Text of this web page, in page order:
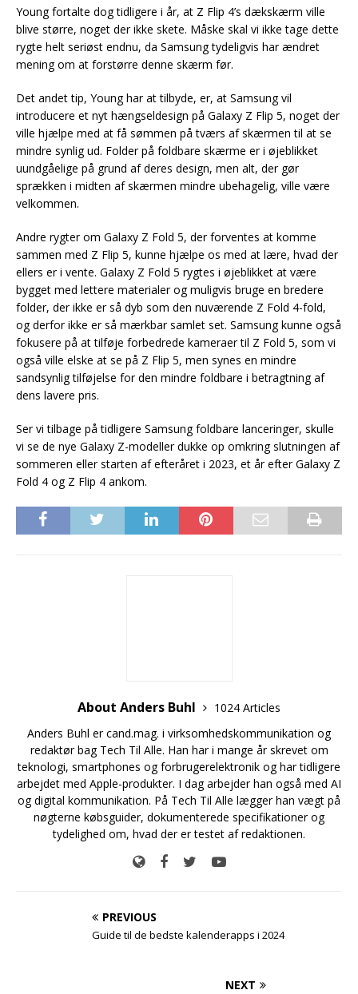
Young fortalte dog tidligere i år, at Z Flip 4’s dækskærm ville
blive større, noget der ikke skete. Måske skal vi ikke tage dette
rygte helt seriøst endnu, da Samsung tydeligvis har ændret
mening om at forstørre denne skærm før.
Det andet tip, Young har at tilbyde, er, at Samsung vil
introducere et nyt hængseldesign på Galaxy Z Flip 5, noget der
ville hjælpe med at få sømmen på tværs af skærmen til at se
mindre synlig ud. Folder på foldbare skærme er i øjeblikket
uundgåelige på grund af deres design, men alt, der gør
sprækken i midten af skærmen mindre ubehagelig, ville være
velkommen.
Andre rygter om Galaxy Z Fold 5, der forventes at komme
sammen med Z Flip 5, kunne hjælpe os med at lære, hvad der
ellers er i vente. Galaxy Z Fold 5 rygtes i øjeblikket at være
bygget med lettere materialer og muligvis bruge en bredere
folder, der ikke er så dyb som den nuværende Z Fold 4-fold,
og derfor ikke er så mærkbar samlet set. Samsung kunne også
fokusere på at tilføje forbedrede kameraer til Z Fold 5, som vi
også ville elske at se på Z Flip 5, men synes en mindre
sandsynlig tilføjelse for den mindre foldbare i betragtning af
dens lavere pris.
Ser vi tilbage på tidligere Samsung foldbare lanceringer, skulle
vi se de nye Galaxy Z-modeller dukke op omkring slutningen af
sommeren eller starten af efteråret i 2023, et år efter Galaxy Z
Fold 4 og Z Flip 4 ankom.
About Anders Buhl
1024 Articles
Anders Buhl er cand.mag. i virksomhedskommunikation og
redaktør bag Tech Til Alle. Han har i mange år skrevet om
teknologi, smartphones og forbrugerelektronik og har tidligere
arbejdet med Apple-produkter. I dag arbejder han også med AI
og digital kommunikation. På Tech Til Alle lægger han vægt på
nøgterne købsguider, dokumenterede specifikationer og
tydelighed om, hvad der er testet af redaktionen.
PREVIOUS
Guide til de bedste kalenderapps i 2024
NEXT